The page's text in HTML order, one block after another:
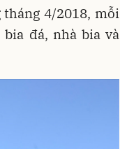
4/2018, mỗi
đá, nhà bia và